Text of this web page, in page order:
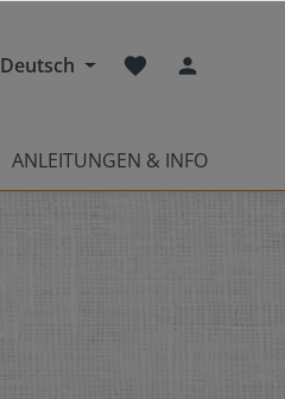
Deutsch
ANLEITUNGEN & INFO